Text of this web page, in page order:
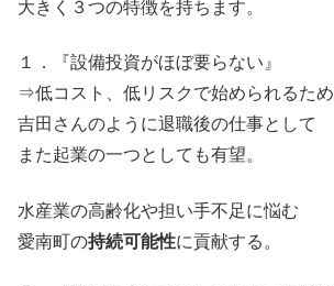
大きく３つの特徴を持ちます。
１．『設備投資がほぼ要らない』
⇒低コスト、低リスクで始められるため
吉田さんのように退職後の仕事として
また起業の一つとしても有望。
水産業の高齢化や担い手不足に悩む
愛南町の持続可能性に貢献する。